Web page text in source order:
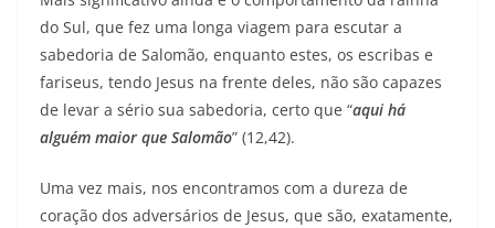
do Sul, que fez uma longa viagem para escutar a
sabedoria de Salomão, enquanto estes, os escribas e
fariseus, tendo Jesus na frente deles, não são capazes
de levar a sério sua sabedoria, certo que “aqui há
alguém maior que Salomão” (12,42).
Uma vez mais, nos encontramos com a dureza de
coração dos adversários de Jesus, que são, exatamente,